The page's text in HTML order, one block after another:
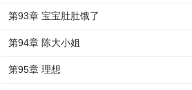
第93章 宝宝肚肚饿了
第94章 陈大小姐
第95章 理想